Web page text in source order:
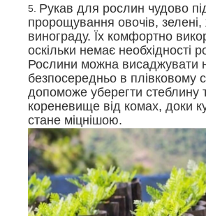
Рукав для рослин чудово
пророщування овочів, зелені,
винограду. Їх комфортно
оскільки немає необхідності
Рослини можна висаджувати
безпосередньо в плівковому
допоможе уберегти стеблину
кореневище від комах, доки
стане міцнішою.